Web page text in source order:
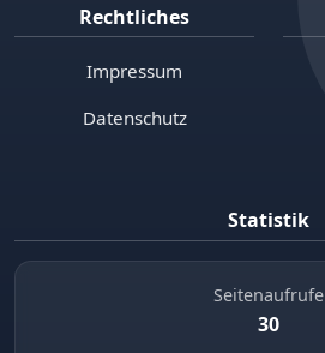
Rechtliches
Impressum
Datenschutz
Statistik
Seitenaufrufe
30